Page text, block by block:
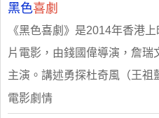
黑色喜劇
《黑色喜劇》是2014年香港
片電影，由錢國偉導演，詹
主演。講述勇探杜奇風（王祖
電影劇情